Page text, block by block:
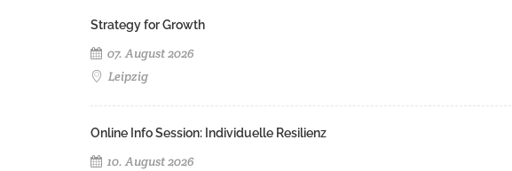
Strategy for Growth
07. August 2026
Leipzig
Online Info Session: Individuelle Resilienz
10. August 2026